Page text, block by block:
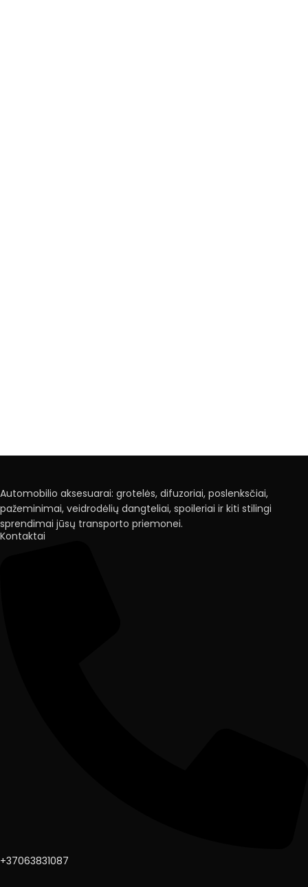
Automobilio aksesuarai: grotelės, difuzoriai, poslenksčiai,
pažeminimai, veidrodėlių dangteliai, spoileriai ir kiti stilingi
sprendimai jūsų transporto priemonei.
Kontaktai
+37063831087